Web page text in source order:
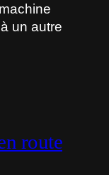
un autre
route